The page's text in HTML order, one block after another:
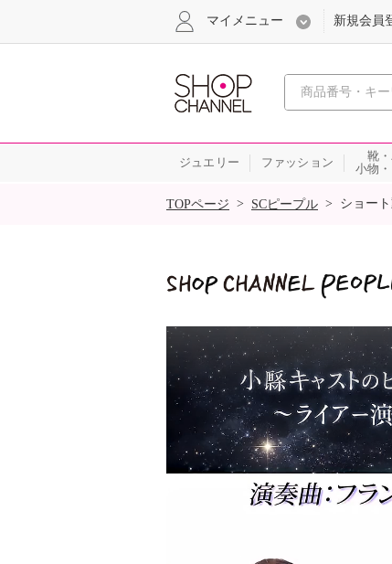
心おど
マイメニュー 新規会員
ジュエリー ファッション
靴
小物
SALE
TOPページ > SCピープル > ショー